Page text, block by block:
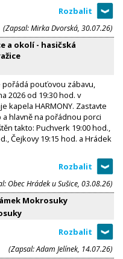
(Zapsal: Mirka Dvorská, 30.07.26)
a okolí - hasičská
pouťovou zábavu,
2026 od 19:30 hod. v
kapela HARMONY. Zastavte
hlavně na pořádnou porci
takto: Puchverk 19:00 hod.,
Čejkovy 19:15 hod. a Hrádek
Obec Hrádek u Sušice, 03.08.26)
Mokrosuky
(Zapsal: Adam Jelínek, 14.07.26)